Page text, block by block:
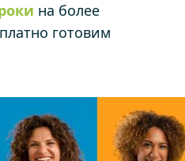
на более
готовим